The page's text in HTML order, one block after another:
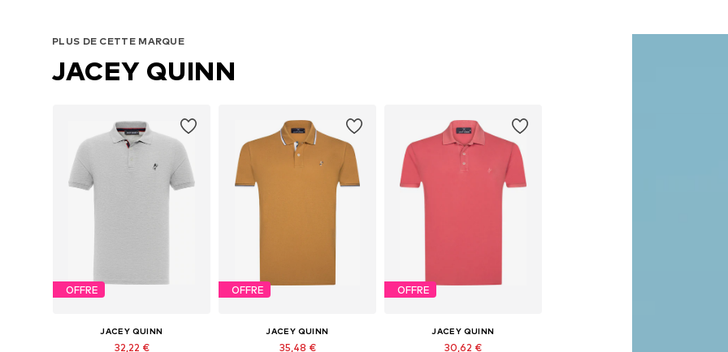
PLUS DE CETTE MARQUE
JACEY QUINN
OFFRE
JACEY QUINN
32,22 €
OFFRE
JACEY QUINN
35,48 €
OFFRE
JACEY QUINN
30,62 €